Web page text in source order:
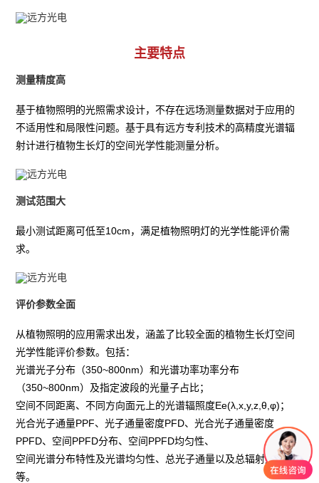
主要特点
测量精度高
基于植物照明的光照需求设计，不存在远场测量数据对于应用的
不适用性和局限性问题。基于具有远方专利技术的高精度光谱辐
射计进行植物生长灯的空间光学性能测量分析。
测试范围大
最小测试距离可低至10cm，满足植物照明灯的光学性能评价需
求。
评价参数全面
从植物照明的应用需求出发，涵盖了比较全面的植物生长灯空间
光学性能评价参数。包括：
光谱光子分布（350~800nm）和光谱功率功率分布
（350~800nm）及指定波段的光量子占比；
空间不同距离、不同方向面元上的光谱辐照度Ee(λ,x,y,z,θ,φ)；
光合光子通量PPF、光子通量密度PFD、光合光子通量密度
PPFD、空间PPFD分布、空间PPFD均匀性、
空间光谱分布特性及光谱均匀性、总光子通量以及总辐射通量
等。